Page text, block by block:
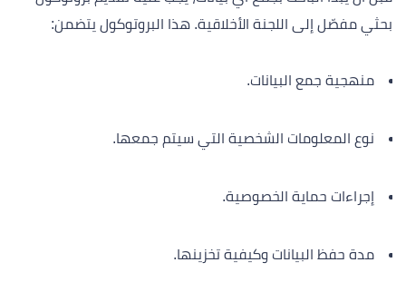
بحثي مفصّل إلى اللجنة الأخلاقية. هذا البروتوكول يتضمن:
منهجية جمع البيانات.
نوع المعلومات الشخصية التي سيتم جمعها.
إجراءات حماية الخصوصية.
مدة حفظ البيانات وكيفية تخزينها.